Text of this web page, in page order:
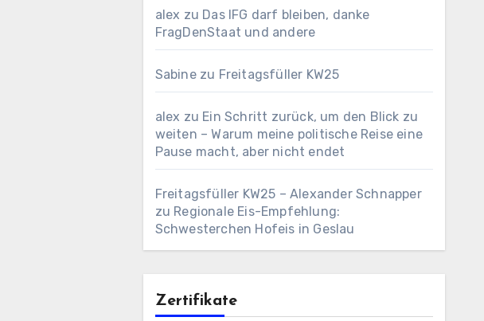
alex zu Das IFG darf bleiben, danke
FragDenStaat und andere
Sabinezu Freitagsfüller KW25
alex zu Ein Schritt zurück, um den Blick zu
weiten – Warum meine politische Reise eine
Pause macht, aber nicht endet
Freitagsfüller KW25 – Alexander Schnapper
zu Regionale Eis-Empfehlung:
Schwesterchen Hofeis in Geslau
Zertifikate